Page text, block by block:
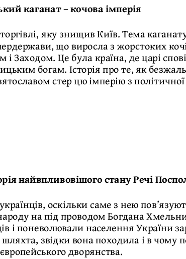
каганат – кочова імперія
яку знищив Київ. Тема
що виросла з жорстоких
Заходом. Це була країна, де царі
богам. Історія про те, як
стер цю імперію з політичної
найвпливовішого стану Речі
оскільки саме з нею
на під проводом Богдана
і поневолювали населення України
звідки вона походила і в чому
дворянства.